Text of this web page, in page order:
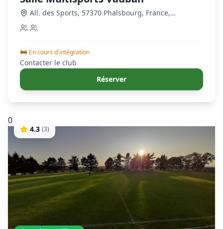
All. des Sports, 57370 Phalsbourg, France,
Phalsbourg
🚧 En cours d'intégration
Contacter le club
Réserver
0
4.3 (3)